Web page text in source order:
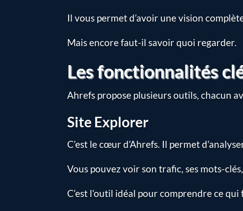
Il vous permet d’avoir une vision
Mais encore faut-il savoir quoi regarder.
Les fonctionnalités
Ahrefs propose plusieurs outils, chacun
Site Explorer
C’est le cœur d’Ahrefs. Il permet
Vous pouvez voir son trafic, ses mots-
C’est l’outil idéal pour comprendre ce